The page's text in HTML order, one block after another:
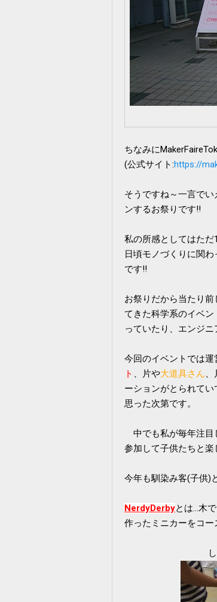
ちなみに
(公式サイト:https://
そうですね～一言で
ンするお祭りです‼
私の所感としてはた
日頃モノづくりに関わ
です‼
お祭りだから当たり
てきた科学系のイベ
っていたり、エンジニ
今回のイベントでは
ト 、片や大道具さん、
ーションがとられてい
思った次第です。
中でも私が毎年注目
参加して子供たちと
今年も馴染み客(子供)
NerdyDerbyとは…木
作ったミニカーをコー